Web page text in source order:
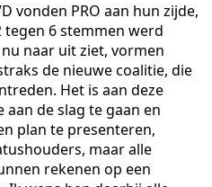
vonden PRO aan hun zijde,
6 stemmen werd
naar uit ziet, vormen
de nieuwe coalitie, die
Het is aan deze
de slag te gaan en
plan te presenteren,
maar alle
rekenen op een